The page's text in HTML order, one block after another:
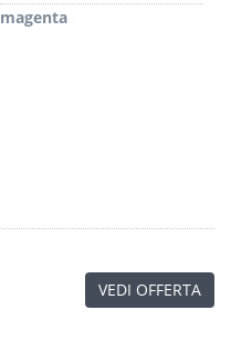
magenta
VEDI OFFERTA